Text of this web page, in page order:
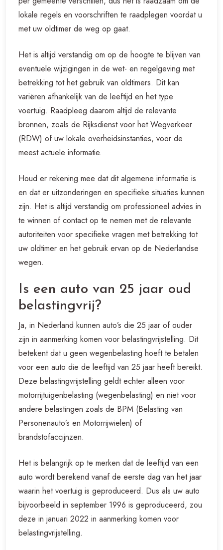
lokale regels en voorschriften te raadplegen voordat u
met uw oldtimer de weg op gaat.
Het is altijd verstandig om op de hoogte te blijven van
eventuele wijzigingen in de wet- en regelgeving met
betrekking tot het gebruik van oldtimers. Dit kan
variëren afhankelijk van de leeftijd en het type
voertuig. Raadpleeg daarom altijd de relevante
bronnen, zoals de Rijksdienst voor het Wegverkeer
(RDW) of uw lokale overheidsinstanties, voor de
meest actuele informatie.
Houd er rekening mee dat dit algemene informatie is
en dat er uitzonderingen en specifieke situaties kunnen
zijn. Het is altijd verstandig om professioneel advies in
te winnen of contact op te nemen met de relevante
autoriteiten voor specifieke vragen met betrekking tot
uw oldtimer en het gebruik ervan op de Nederlandse
wegen.
Is een auto van 25 jaar oud
belastingvrij?
Ja, in Nederland kunnen auto’s die 25 jaar of ouder
zijn in aanmerking komen voor belastingvrijstelling. Dit
betekent dat u geen wegenbelasting hoeft te betalen
voor een auto die de leeftijd van 25 jaar heeft bereikt.
Deze belastingvrijstelling geldt echter alleen voor
motorrijtuigenbelasting (wegenbelasting) en niet voor
andere belastingen zoals de BPM (Belasting van
Personenauto’s en Motorrijwielen) of
brandstofaccijnzen.
Het is belangrijk op te merken dat de leeftijd van een
auto wordt berekend vanaf de eerste dag van het jaar
waarin het voertuig is geproduceerd. Dus als uw auto
bijvoorbeeld in september 1996 is geproduceerd, zou
deze in januari 2022 in aanmerking komen voor
belastingvrijstelling.